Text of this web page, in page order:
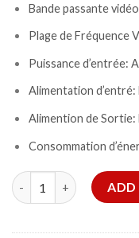
Bande passante
Plage de Fréquence
Puissance d’entrée:
Alimentation d’entré:
Alimention de Sortie:
Consommation
Switch HDMI 4 Sorties
ADD